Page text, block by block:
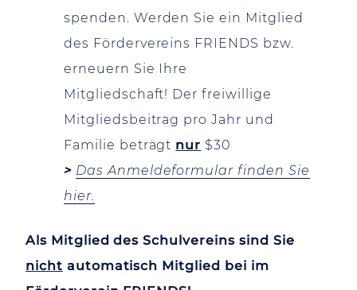
spenden. Werden Sie ein Mitglied
des Fördervereins FRIENDS bzw.
erneuern Sie Ihre
Mitgliedschaft! Der freiwillige
Mitgliedsbeitrag pro Jahr und
Familie beträgt nur $30
> Das Anmeldeformular finden Sie
hier.
Als Mitglied des Schulvereins sind Sie
nicht automatisch Mitglied bei im